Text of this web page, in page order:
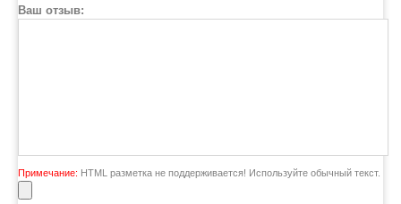
Ваш отзыв:
Примечание: HTML разметка не поддерживается! Используйте обычный текст.